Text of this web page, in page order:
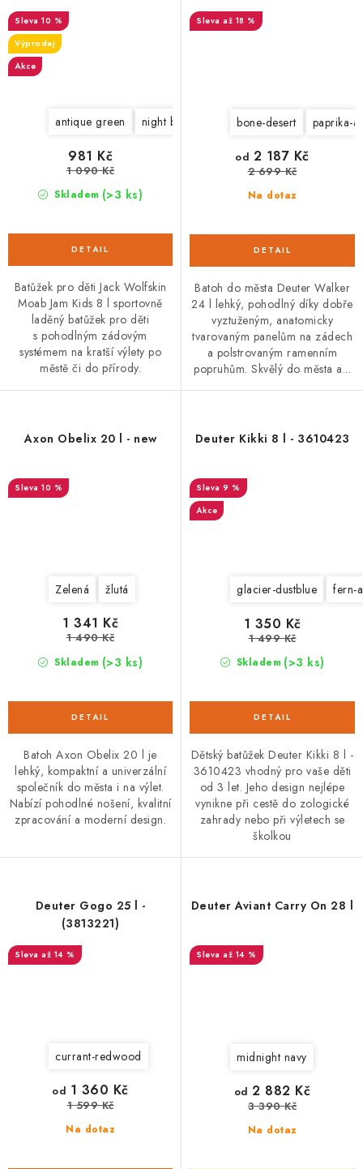
10 %
Výprodej
Akce
antique green night blue desert rose coastal blue
Skladem (>3 ks)
981 Kč
1 090 Kč
Batůžek pro děti Jack Wolfskin
Moab Jam Kids 8 l sportovně
laděný batůžek pro děti
s pohodlným zádovým
systémem na kratší výlety po
městě či do přírody.
až 18 %
bone-desert paprika-
Na dotaz
od 2 187 Kč
2 699 Kč
Batoh do města Deuter Walker
24 l lehký, pohodlný díky dobře
vyztuženým, anatomicky
tvarovaným panelům na zádech
a polstrovaným ramenním
popruhům. Skvělý do města a...
Axon Obelix 20 l - new
10 %
Zelená žlutá
Skladem (>3 ks)
1 341 Kč
1 490 Kč
Batoh Axon Obelix 20 l je
lehký, kompaktní a univerzální
společník do města i na výlet.
Nabízí pohodlné nošení, kvalitní
zpracování a moderní design.
Deuter Kikki 8 l - 3610423
9 %
Akce
glacier-dustblue fern-
Skladem (>3 ks)
1 350 Kč
1 499 Kč
Dětský batůžek Deuter Kikki 8 l -
3610423 vhodný pro vaše děti
od 3 let. Jeho design nejlépe
vynikne při cestě do zologické
zahrady nebo při výletech se
školkou
Deuter Gogo 25 l -
(3813221)
až 14 %
currant-redwood
Na dotaz
od 1 360 Kč
1 599 Kč
Deuter Aviant Carry On 28 l
až 14 %
midnight navy
Na dotaz
od 2 882 Kč
3 390 Kč